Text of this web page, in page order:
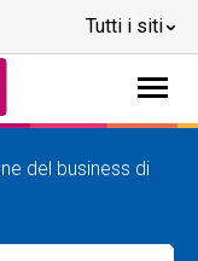
Tutti i siti
del business di